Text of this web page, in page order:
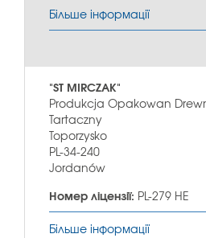
Більше інформації
"ST MIRCZAK"
Produkcja Opakowan
Tartaczny
Toporzysko
PL-34-240
Jordanów
Номер ліцензії: PL-279 HE
Більше інформації